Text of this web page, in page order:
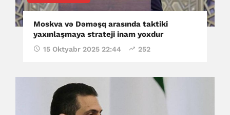
Moskva və Dəməşq arasında taktiki
yaxınlaşmaya strateji inam yoxdur
15 Oktyabr 2025 22:44 252